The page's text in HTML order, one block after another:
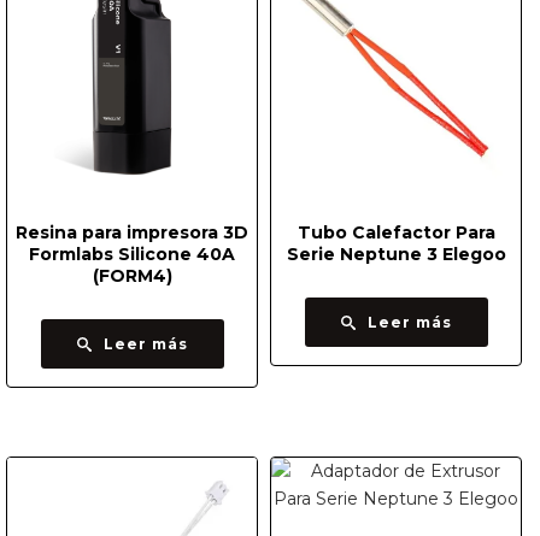
Resina para impresora 3D
Formlabs Silicone 40A
(FORM4)
Leer más
Tubo Calefactor Para
Serie Neptune 3 Elegoo
Leer más